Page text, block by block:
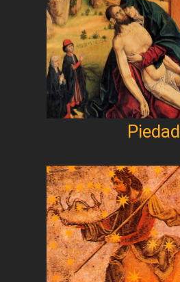
Piedad